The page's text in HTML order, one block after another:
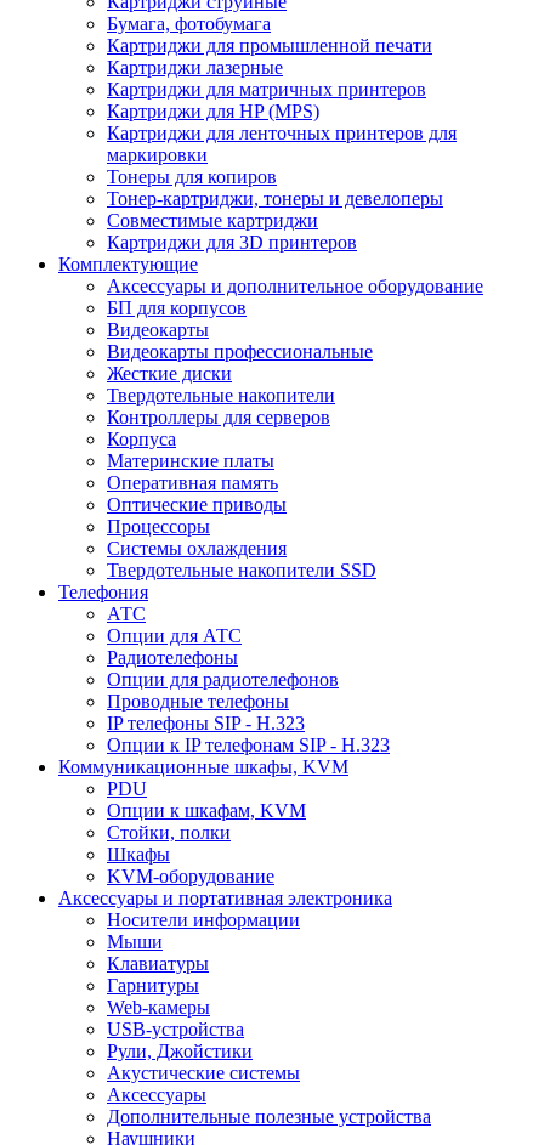
Бумага, фотобумага
Картриджи для промышленной печати
Картриджи лазерные
Картриджи для матричных принтеров
Картриджи для HP (MPS)
Картриджи для ленточных принтеров для
маркировки
Тонеры для копиров
Тонер-картриджи, тонеры и девелоперы
Совместимые картриджи
Картриджи для 3D принтеров
Комплектующие
Аксессуары и дополнительное оборудование
БП для корпусов
Видеокарты
Видеокарты профессиональные
Жесткие диски
Твердотельные накопители
Контроллеры для серверов
Корпуса
Материнские платы
Оперативная память
Оптические приводы
Процессоры
Системы охлаждения
Твердотельные накопители SSD
Телефония
АТС
Опции для АТС
Радиотелефоны
Опции для радиотелефонов
Проводные телефоны
IP телефоны SIP - H.323
Опции к IP телефонам SIP - H.323
Коммуникационные шкафы, KVM
PDU
Опции к шкафам, KVM
Стойки, полки
Шкафы
KVM-оборудование
Аксессуары и портативная электроника
Носители информации
Мыши
Клавиатуры
Гарнитуры
Web-камеры
USB-устройства
Рули, Джойстики
Акустические системы
Аксессуары
Дополнительные полезные устройства
Наушники